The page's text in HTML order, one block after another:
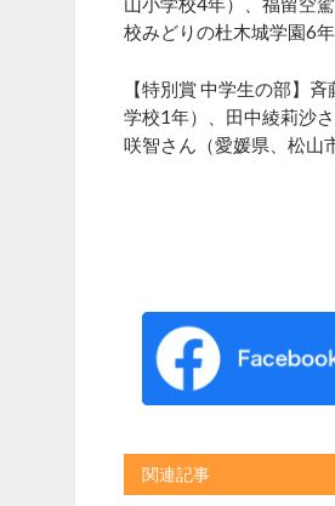
校みどりの杜木城学園6
【特別賞 中学生の部】
学校1年）、田中綾莉沙
咲智さん（愛媛県、松山
関連記事